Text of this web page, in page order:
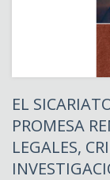
EL
PROMESA
LEGALES,